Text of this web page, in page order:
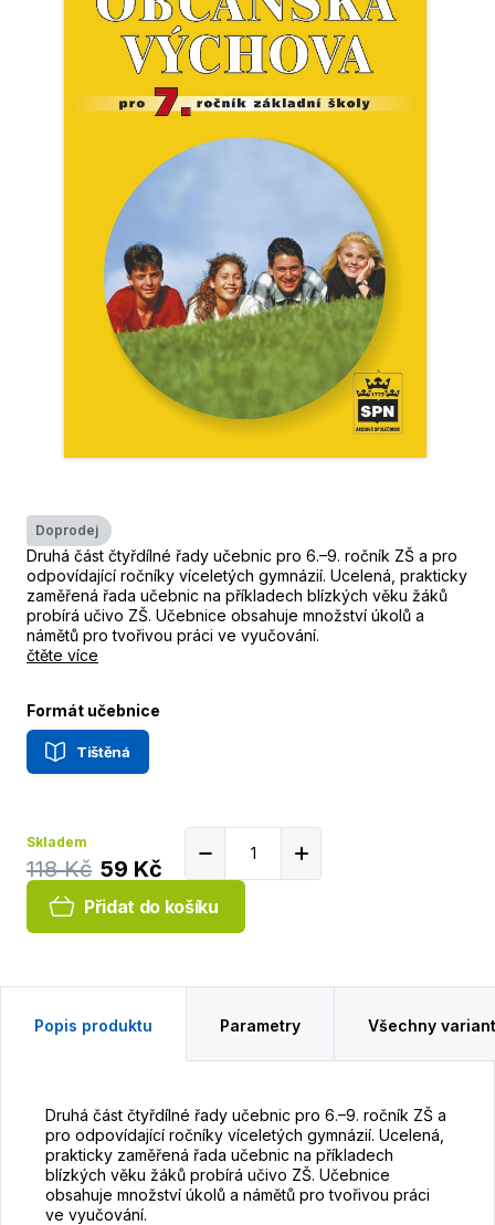
Doprodej
Druhá část čtyřdílné řady učebnic pro 6.–9. ročník ZŠ a pro
odpovídající ročníky víceletých gymnázií. Ucelená, prakticky
zaměřená řada učebnic na příkladech blízkých věku žáků
probírá učivo ZŠ. Učebnice obsahuje množství úkolů a
námětů pro tvořivou práci ve vyučování.
čtěte více
Formát učebnice
Tištěná
Skladem
118 Kč 59 Kč
Přidat do košíku
Popis produktu Parametry Všechny
Druhá část čtyřdílné řady učebnic pro 6.–9. ročník ZŠ a
pro odpovídající ročníky víceletých gymnázií. Ucelená,
prakticky zaměřená řada učebnic na příkladech
blízkých věku žáků probírá učivo ZŠ. Učebnice
obsahuje množství úkolů a námětů pro tvořivou práci
ve vyučování.